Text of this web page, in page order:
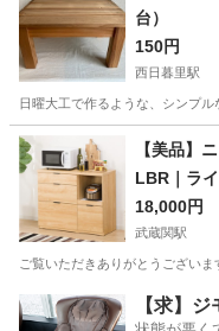
台）
150円
西日暮里駅
日曜大工で作るような、シンプ
東京 台東区 西日暮里駅
【美品】
LBR｜ラ
18,000円
武蔵関駅
ご覧いただきありがとうござい
東京 武蔵野市 武蔵関駅
【求】